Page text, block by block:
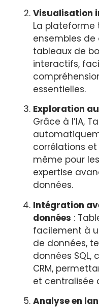
Visualisation
La plateforme
ensembles de
tableaux de
interactifs,
essentielles.
Exploration
Grâce à l’IA,
corrélations
même pour
expertise
données.
Intégration
données :
facilement à
de données,
données SQL,
CRM,
et centralisée
Analyse en